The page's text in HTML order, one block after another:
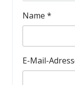
Name *
E-Mail-